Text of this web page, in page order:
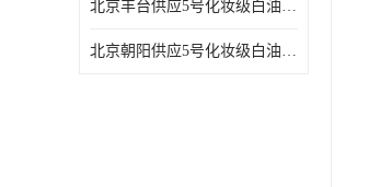
北京丰台供应5号化妆级白油纤维与织物柔软光亮
北京朝阳供应5号化妆级白油纺织时的润滑剂